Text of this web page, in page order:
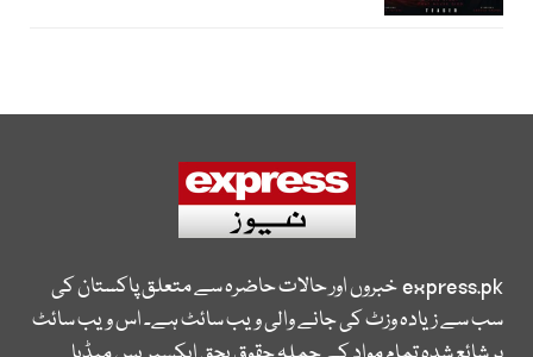
express.pkخبروں اور حالات حاضرہ سے متعلق پاکستان کی
سب سے زیادہ وزٹ کی جانے والی ویب سائٹ ہے۔ اس ویب سائٹ